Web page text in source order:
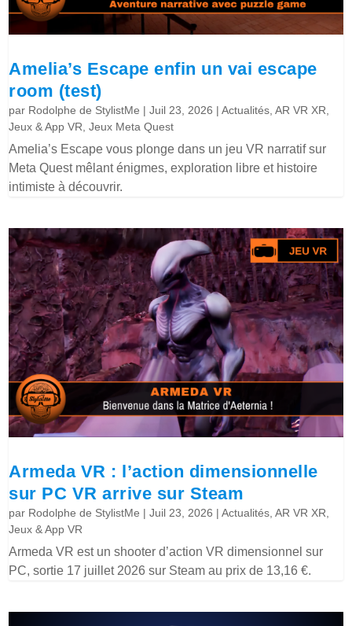
Amelia’s Escape enfin un vai escape
room (test)
par Rodolphe de StylistMe |Juil 23, 2026 |Actualités,AR VR XR,
Jeux & App VR,Jeux Meta Quest
Amelia’s Escape vous plonge dans un jeu VR narratif sur
Meta Quest mêlant énigmes, exploration libre et histoire
intimiste à découvrir.
Armeda VR : l’action dimensionnelle
sur PC VR arrive sur Steam
par Rodolphe de StylistMe |Juil 23, 2026 |Actualités,AR VR XR,
Jeux & App VR
Armeda VR est un shooter d’action VR dimensionnel sur
PC, sortie 17 juillet 2026 sur Steam au prix de 13,16 €.